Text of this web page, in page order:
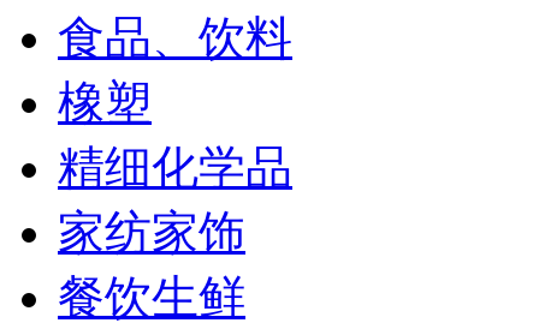
食品、饮料
橡塑
精细化学品
家纺家饰
餐饮生鲜